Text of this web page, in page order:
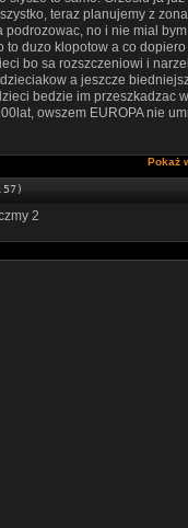
teraz planujemy z
podrozowac, no i nie mial
to duzo klopotow a co
bo sa rozszczeniowi i
a jeszcze
bedzie im przeszkadzac
owszem EUROPA nie
Pokaż
2